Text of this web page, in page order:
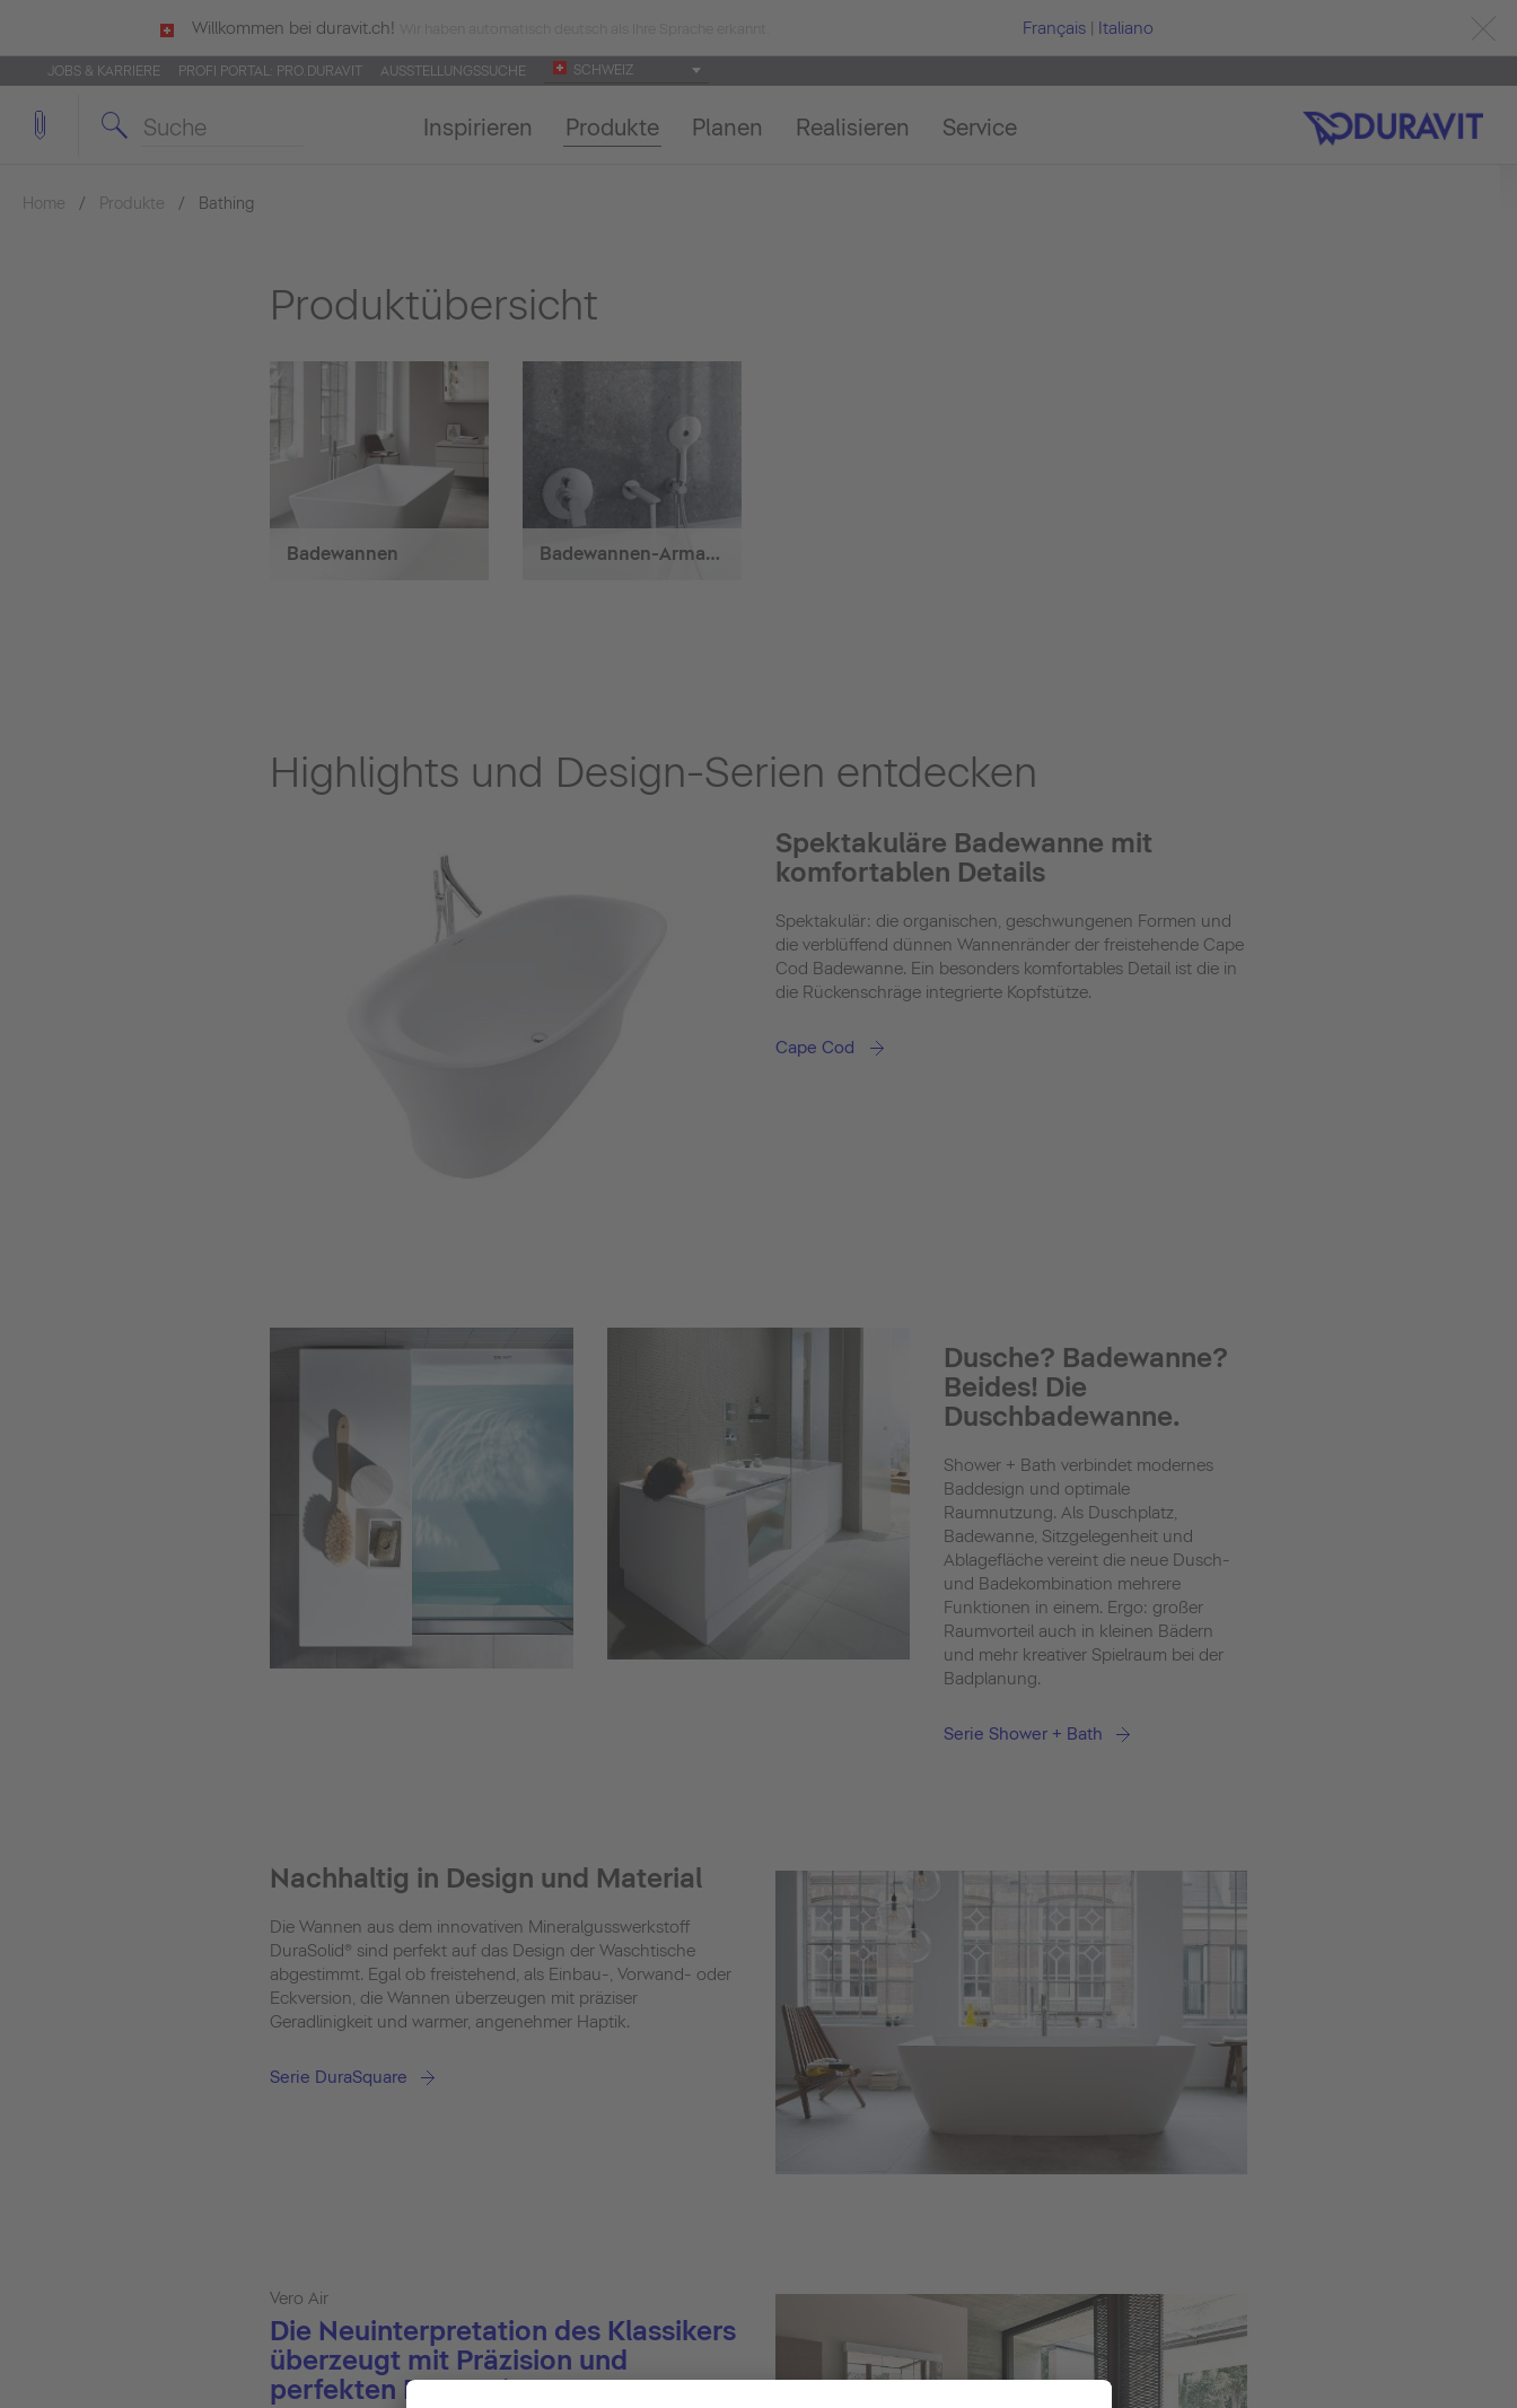
Willkommen bei duravit.ch! Français | Italiano
JOBS & KARRIERE PROFI PORTAL: PRO.DURAVIT AUSSTELLUNGSSUCHE SCHWEIZ
Inspirieren Produkte Planen Realisieren Service
Home Produkte Bathing
Produktübersicht
Badewannen Badewannen-Armaturen
Highlights und Design-Serien entdecken
Spektakuläre Badewanne mit
komfortablen Details
Spektakulär: die organischen, geschwungenen Formen und
die verblüffend dünnen Wannenränder der freistehende Cape
Cod Badewanne. Ein besonders komfortables Detail ist die in
die Rückenschräge integrierte Kopfstütze.
Cape Cod
Dusche? Badewanne?
Beides! Die
Duschbadewanne.
Shower + Bath verbindet modernes
Baddesign und optimale
Raumnutzung. Als Duschplatz,
Badewanne, Sitzgelegenheit und
Ablagefläche vereint die neue Dusch-
und Badekombination mehrere
Funktionen in einem. Ergo: großer
Raumvorteil auch in kleinen Bädern
und mehr kreativer Spielraum bei der
Badplanung.
Serie Shower + Bath
Nachhaltig in Design und Material
Die Wannen aus dem innovativen Mineralgusswerkstoff
DuraSolid® sind perfekt auf das Design der Waschtische
abgestimmt. Egal ob freistehend, als Einbau-, Vorwand- oder
Eckversion, die Wannen überzeugen mit präziser
Geradlinigkeit und warmer, angenehmer Haptik.
Serie DuraSquare
Vero Air
Die Neuinterpretation des Klassikers
überzeugt mit Präzision und
perfekten Proportionen.